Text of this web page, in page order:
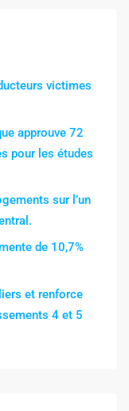
victimes
approuve 72
pour les études
sur l’un
de 10,7%
et renforce
4 et 5